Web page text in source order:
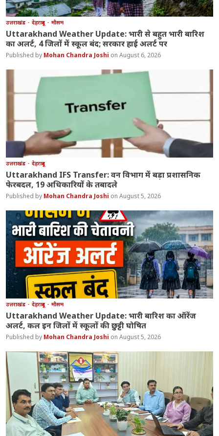
उत्तराखंड देहरादून मौसम
Uttarakhand Weather Update: भारी से बहुत भारी बारिश
का अलर्ट, 4 जिलों में स्कूल बंद; सरकार हाई अलर्ट पर
Mohan Chandra Joshi August 6, 2026
उत्तराखंड देहरादून
Uttarakhand IFS Transfer: वन विभाग में बड़ा प्रशासनिक
फेरबदल, 19 अधिकारियों के तबादले
Mohan Chandra Joshi August 5, 2026
उत्तराखंड देहरादून मौसम
Uttarakhand Weather Update: भारी बारिश का ऑरेंज
अलर्ट, कल इन जिलों में स्कूलों की छुट्टी घोषित
Mohan Chandra Joshi August 5, 2026